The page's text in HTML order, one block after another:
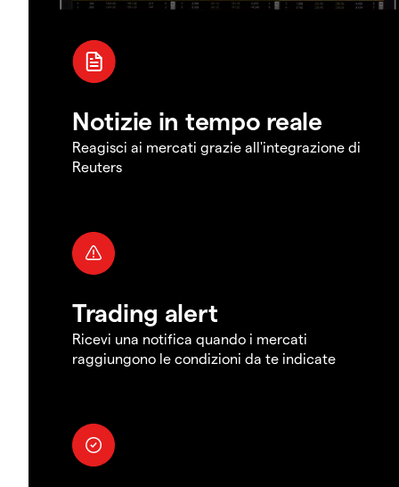
Notizie in tempo reale
Reagisci ai mercati grazie all'integrazione di
Reuters
Trading alert
Ricevi una notifica quando i mercati
raggiungono le condizioni da te indicate